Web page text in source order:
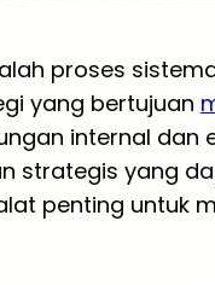
proses
yang bertujuan
internal dan
strategis yang
penting untuk